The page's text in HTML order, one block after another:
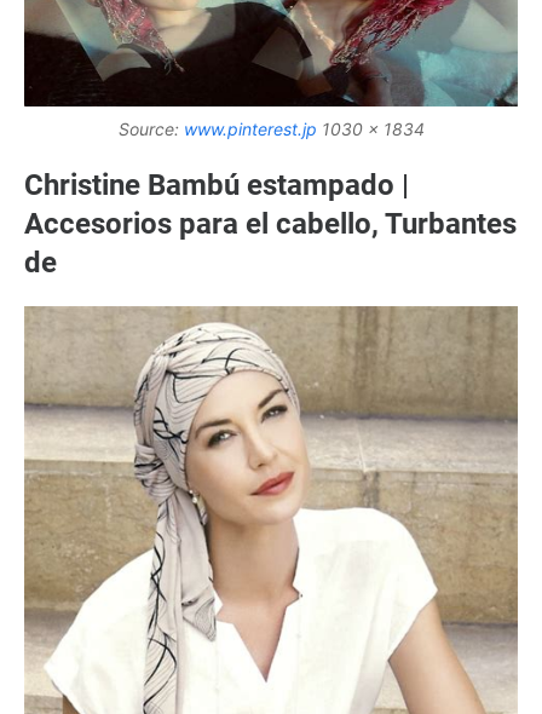
Source: www.pinterest.jp 1030 x 1834
Christine Bambú estampado |
Accesorios para el cabello, Turbantes
de